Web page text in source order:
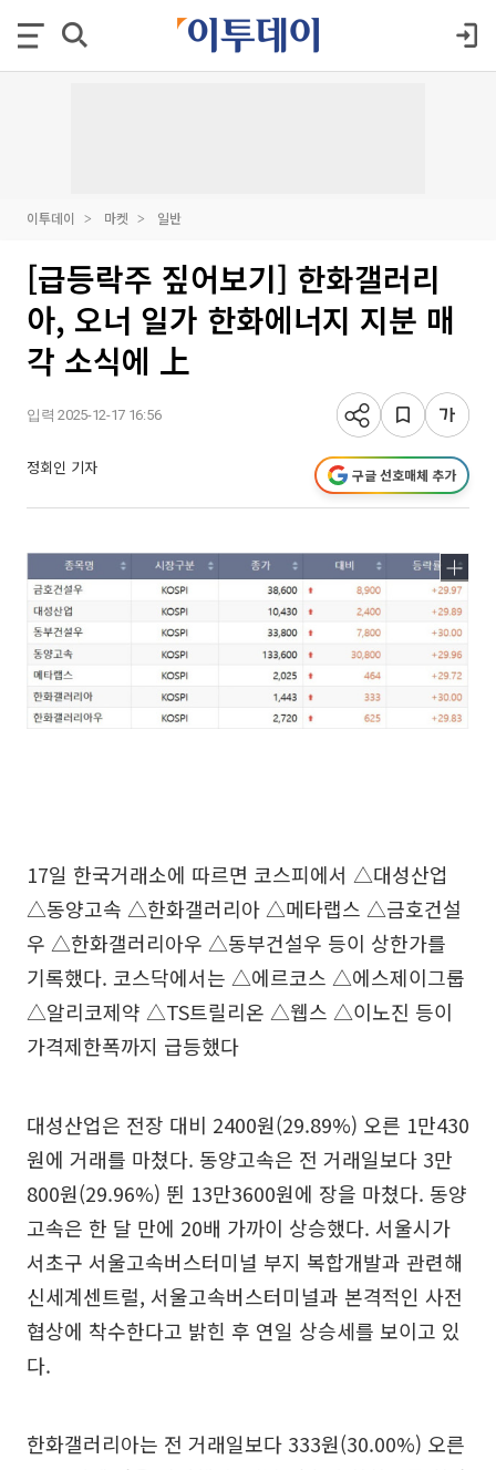
이투데이 마켓 일반
[급등락주 짚어보기] 한화갤러리
아, 오너 일가 한화에너지 지분 매
각 소식에 上
입력 2025-12-17 16:56
정회인 기자 구글 선호매체 추가
17일 한국거래소에 따르면 코스피에서 △대성산업
△동양고속 △한화갤러리아 △메타랩스 △금호건설
우 △한화갤러리아우 △동부건설우 등이 상한가를
기록했다. 코스닥에서는 △에르코스 △에스제이그룹
△알리코제약 △TS트릴리온 △웹스 △이노진 등이
가격제한폭까지 급등했다
대성산업은 전장 대비 2400원(29.89%) 오른 1만430
원에 거래를 마쳤다. 동양고속은 전 거래일보다 3만
800원(29.96%) 뛴 13만3600원에 장을 마쳤다. 동양
고속은 한 달 만에 20배 가까이 상승했다. 서울시가
서초구 서울고속버스터미널 부지 복합개발과 관련해
신세계센트럴, 서울고속버스터미널과 본격적인 사전
협상에 착수한다고 밝힌 후 연일 상승세를 보이고 있
다.
한화갤러리아는 전 거래일보다 333원(30.00%) 오른